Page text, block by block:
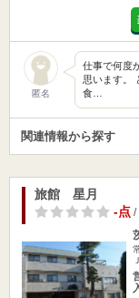
匿名
仕事で何度
思います。
食…
関連情報から探す
旅館 星月
-点/